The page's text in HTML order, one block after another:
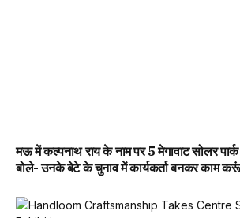
मऊ में कल्पनाथ राय के नाम पर 5 मेगावाट सोलर पार्क
बोले- उनके बेटे के चुनाव में कार्यकर्ता बनकर काम